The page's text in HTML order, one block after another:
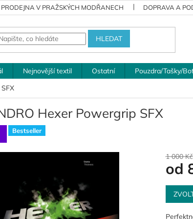
V PRAŽSKÝCH MODŘANECH DOPRAVA A
HLEDAT
Nejnovější textil Ostatní Pouzdra/Tašky/
Hexer Powergrip SFX
Bestseller
1 000 Kč
od
Měrná
cena: